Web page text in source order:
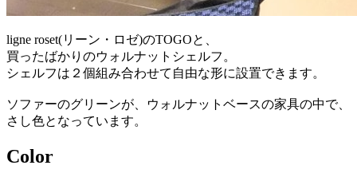
ligne roset(リーン・ロゼ)のTOGOと、
買ったばかりのウォルナットシェルフ。
シェルフは２個組み合わせて自由な形に設置できます。
ソファーのグリーンが、ウォルナットベースの家具の中で、
さし色となっています。
Color